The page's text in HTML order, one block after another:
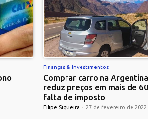
Finanças & Investimentos
Comprar carro na
reduz preços em mais de
falta de imposto
Filipe Siqueira - 27 de fevereiro de 2022